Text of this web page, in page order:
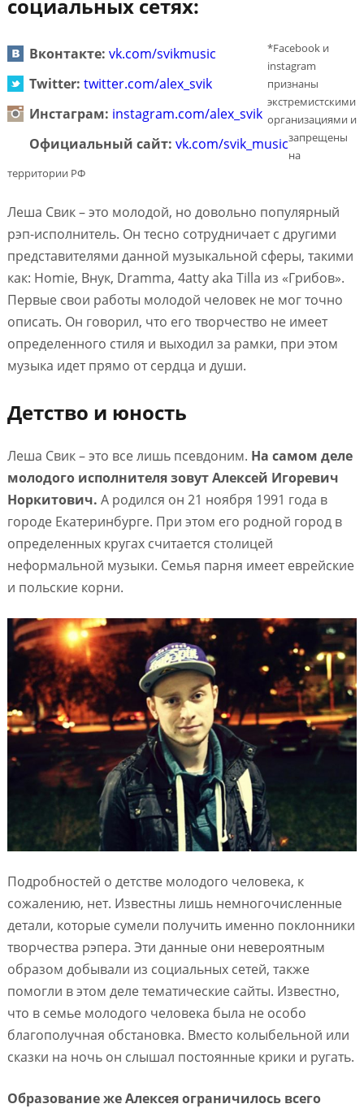
социальных сетях:
Вконтакте: vk.com/svikmusic
Twitter: twitter.com/alex_svik
Инстаграм: instagram.com/alex_svik
Официальный сайт: vk.com/svik_music
*Facebook и
instagram
признаны
экстремистскими
организациями и
запрещены
на
территории РФ
Леша Свик – это молодой, но довольно популярный
рэп-исполнитель. Он тесно сотрудничает с другими
представителями данной музыкальной сферы, такими
как: Homie, Внук, Dramma, 4atty aka Tilla из «Грибов».
Первые свои работы молодой человек не мог точно
описать. Он говорил, что его творчество не имеет
определенного стиля и выходил за рамки, при этом
музыка идет прямо от сердца и души.
Детство и юность
Леша Свик – это все лишь псевдоним. На самом деле
молодого исполнителя зовут Алексей Игоревич
Норкитович. А родился он 21 ноября 1991 года в
городе Екатеринбурге. При этом его родной город в
определенных кругах считается столицей
неформальной музыки. Семья парня имеет еврейские
и польские корни.
Подробностей о детстве молодого человека, к
сожалению, нет. Известны лишь немногочисленные
детали, которые сумели получить именно поклонники
творчества рэпера. Эти данные они невероятным
образом добывали из социальных сетей, также
помогли в этом деле тематические сайты. Известно,
что в семье молодого человека была не особо
благополучная обстановка. Вместо колыбельной или
сказки на ночь он слышал постоянные крики и ругать.
Образование же Алексея ограничилось всего